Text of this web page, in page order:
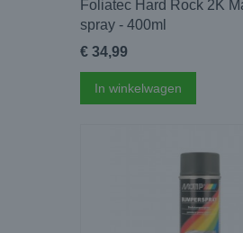
Foliatec Hard Rock 2K
spray - 400ml
€ 34,99
In winkelwagen